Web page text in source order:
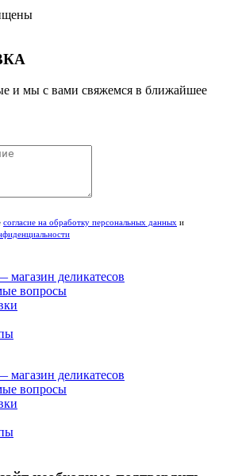
и мы с вами свяжемся в ближайшее
согласие на обработку персональных данных и
деликатесов
вопросы
деликатесов
вопросы